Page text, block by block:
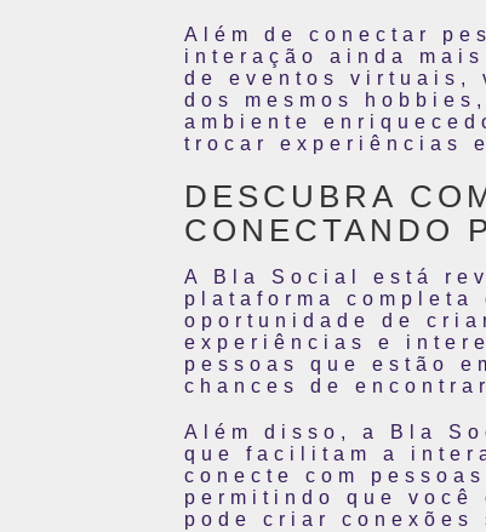
Além de conectar
interação ainda
de eventos virtuais,
dos mesmos
ambiente
trocar experiências
DESCUBRA
CONECTANDO
A Bla Social está
plataforma
oportunidade de
experiências e
pessoas que estão
chances de
Além disso, a Bla
que facilitam a
conecte com
permitindo que você
pode criar